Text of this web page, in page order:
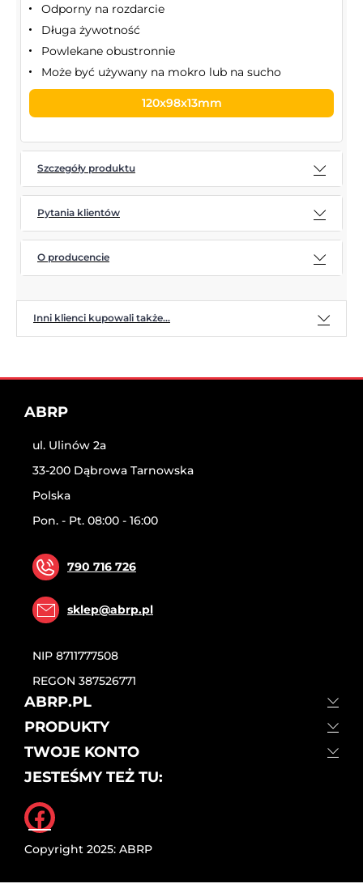
Odporny na rozdarcie
Długa żywotność
Powlekane obustronnie
Może być używany na mokro lub na sucho
120x98x13mm
Szczegóły produktu
Pytania klientów
O producencie
Inni klienci kupowali także...
ABRP
ul. Ulinów 2a
33-200 Dąbrowa Tarnowska
Polska
Pon. - Pt. 08:00 - 16:00
790 716 726
sklep@abrp.pl
NIP 8711777508
REGON 387526771
ABRP.PL
PRODUKTY
TWOJE KONTO
JESTEŚMY TEŻ TU:
Copyright 2025: ABRP